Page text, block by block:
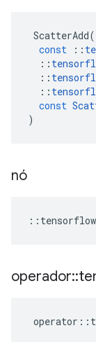
ScatterAdd(
const
::
::
::
::
const
)
nó
:: tensorflow
operador::
operator ::